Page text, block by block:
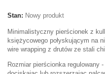
Stan: Nowy produkt
Minimalistyczny pierścionek z
księżycowego połyskującym na
wire wrapping z drutów ze stali
Rozmiar pierścionka regulowany